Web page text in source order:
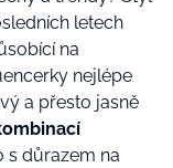
letech
na
nejlépe
a přesto jasně
s důrazem na